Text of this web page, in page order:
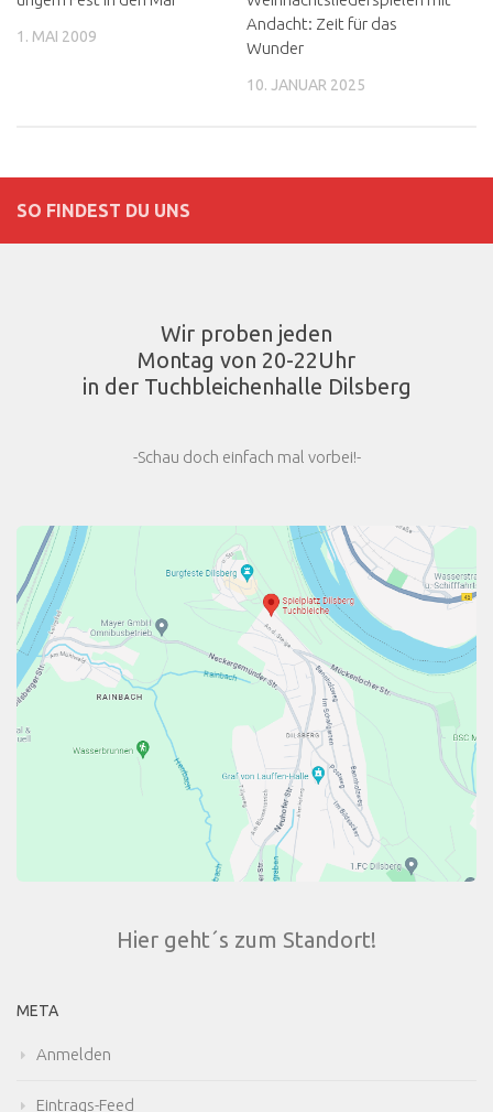
1. MAI 2009
Andacht: Zeit für das
Wunder
10. JANUAR 2025
SO FINDEST DU UNS
Wir proben jeden
Montag von 20-22Uhr
in der Tuchbleichenhalle Dilsberg
-Schau doch einfach mal vorbei!-
Hier geht´s zum Standort!
META
Anmelden
Eintrags-Feed